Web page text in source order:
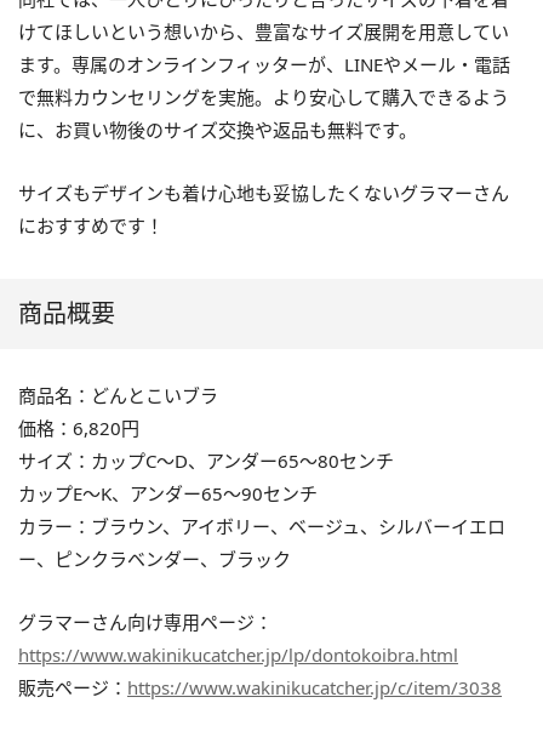
けてほしいという想いから、豊富なサイズ展開を用意してい
ます。専属のオンラインフィッターが、LINEやメール・電話
で無料カウンセリングを実施。より安心して購入できるよう
に、お買い物後のサイズ交換や返品も無料です。
サイズもデザインも着け心地も妥協したくないグラマーさん
におすすめです！
商品概要
商品名：どんとこいブラ
価格：6,820円
サイズ：カップC～D、アンダー65～80センチ
カップE～K、アンダー65～90センチ
カラー：ブラウン、アイボリー、ベージュ、シルバーイエロ
ー、ピンクラベンダー、ブラック
グラマーさん向け専用ページ：
https://www.wakinikucatcher.jp/lp/dontokoibra.html
販売ページ： https://www.wakinikucatcher.jp/c/item/3038